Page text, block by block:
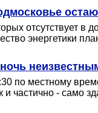
отсутствует
энергетики
по местному
частично - само